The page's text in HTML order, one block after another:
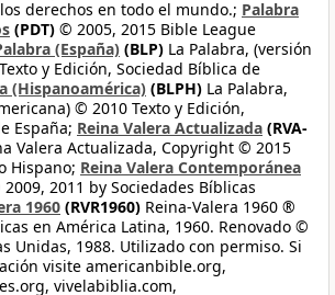
derechos en todo el mundo.; Palabra
(PDT) © 2005, 2015 Bible League
(España) (BLP) La Palabra, (versión
y Edición, Sociedad Bíblica de
(Hispanoamérica) (BLPH) La Palabra,
© 2010 Texto y Edición,
España; Reina Valera Actualizada (RVA-
Valera Actualizada, Copyright © 2015
Hispano; Reina Valera Contemporánea
2011 by Sociedades Bíblicas
1960 (RVR1960) Reina-Valera 1960 ®
en América Latina, 1960. Renovado ©
Unidas, 1988. Utilizado con permiso. Si
visite americanbible.org,
vivelabiblia.com,